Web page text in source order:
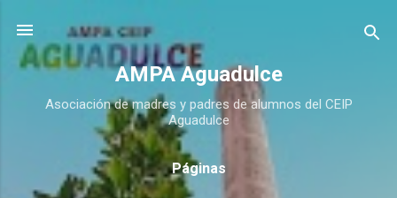
Ir al contenido principal
AMPA Aguadulce
Asociación de madres y padres de alumnos del CEIP
Aguadulce
Páginas